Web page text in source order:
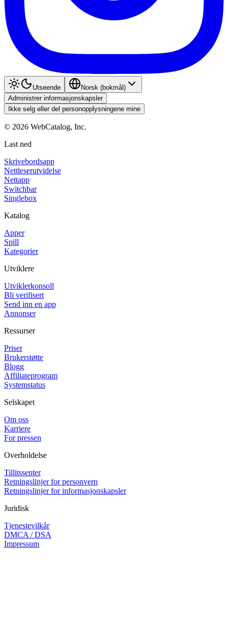
Utseende
Norsk (bokmål)
Administrer informasjonskapsler
Ikke selg eller del personopplysningene mine
© 2026 WebCatalog, Inc.
Last ned
Skrivebordsapp
Nettleserutvidelse
Nettapp
Switchbar
Singlebox
Katalog
Apper
Spill
Kategorier
Utviklere
Utviklerkonsoll
Bli verifisert
Send inn en app
Annonser
Ressurser
Priser
Brukerstøtte
Blogg
Affiliateprogram
Systemstatus
Selskapet
Om oss
Karriere
For pressen
Overholdelse
Tillitssenter
Retningslinjer for personvern
Retningslinjer for informasjonskapsler
Juridisk
Tjenestevilkår
DMCA / DSA
Impressum